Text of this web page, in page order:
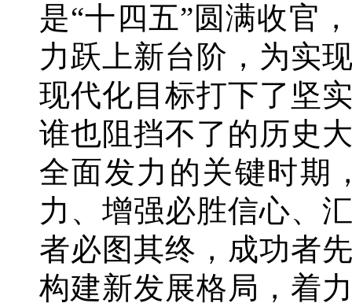
是“十四五”圆满收官
力跃上新台阶，为实
现代化目标打下了坚
谁也阻挡不了的历史
全面发力的关键时期
力、增强必胜信心、
者必图其终，成功者
构建新发展格局，着